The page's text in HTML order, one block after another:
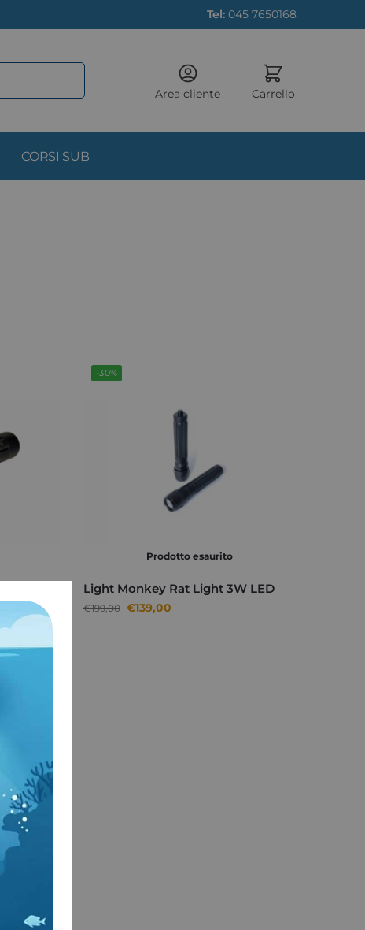
Tel: 045 7650168
Area cliente Carrello
CORSI SUB
-30%
Prodotto esaurito
Light Monkey Rat Light 3W LED
€199,00 €139,00